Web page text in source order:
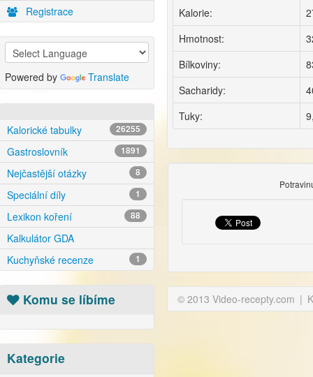
Registrace
Powered by Translate
Kalorické tabulky 26255
Gastroslovník 1891
Nejčastější otázky 8
Speciální díly 1
Lexikon koření 88
Kalkulátor GDA
Kuchyňské recenze
1
Komu se líbíme
Kategorie
Kalorie:
Hmotnost:
Bílkoviny:
Sacharidy:
Tuky:
© 2013 Video-recepty.com |